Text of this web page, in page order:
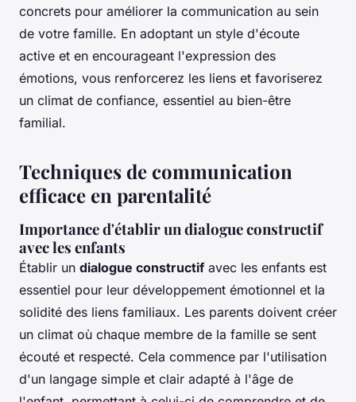
concrets pour améliorer la communication au sein
de votre famille. En adoptant un style d'écoute
active et en encourageant l'expression des
émotions, vous renforcerez les liens et favoriserez
un climat de confiance, essentiel au bien-être
familial.
Techniques de communication
efficace en parentalité
Importance d'établir un dialogue constructif
avec les enfants
Établir un dialogue constructif avec les enfants est
essentiel pour leur développement émotionnel et la
solidité des liens familiaux. Les parents doivent créer
un climat où chaque membre de la famille se sent
écouté et respecté. Cela commence par l'utilisation
d'un langage simple et clair adapté à l'âge de